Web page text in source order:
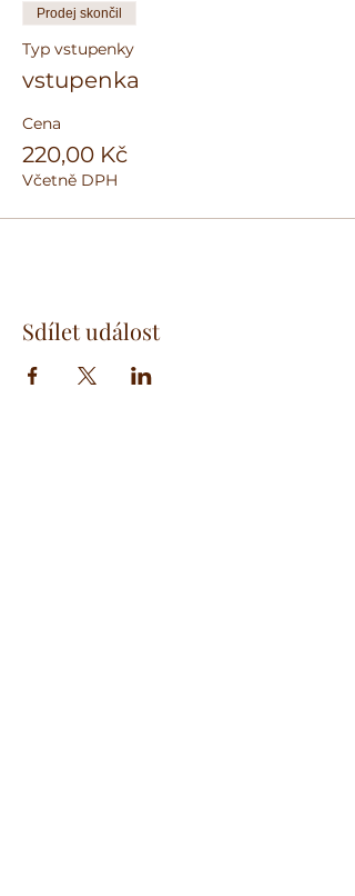
Prodej skončil
Typ vstupenky
vstupenka
Cena
220,00 Kč
Včetně DPH
Sdílet událost